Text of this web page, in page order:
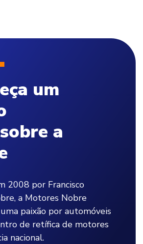
um
a
2008 por Francisco
a Motores Nobre
paixão por automóveis
de retífica de motores
nacional.